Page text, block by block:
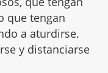
que tengan
a aturdirse.
y distanciarse